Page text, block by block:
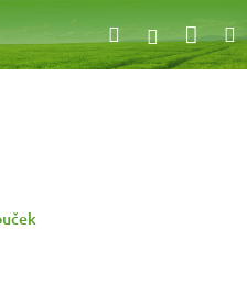
HledatPřihlášení